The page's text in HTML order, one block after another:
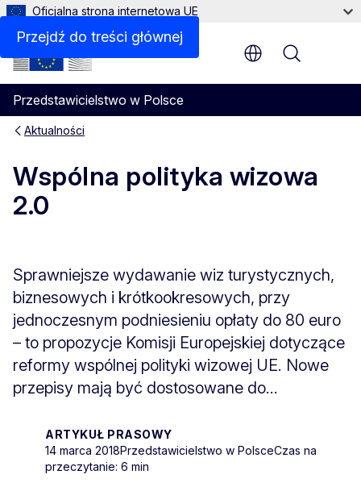
Przejdź do treści głównej
Oficjalna strona internetowa UE
Przedstawicielstwo w Polsce
Menu
Aktualności
Wspólna polityka wizowa
2.0
Sprawniejsze wydawanie wiz turystycznych,
biznesowych i krótkookresowych, przy
jednoczesnym podniesieniu opłaty do 80 euro
– to propozycje Komisji Europejskiej dotyczące
reformy wspólnej polityki wizowej UE. Nowe
przepisy mają być dostosowane do...
ARTYKUŁ PRASOWY
14 marca 2018Przedstawicielstwo w PolsceCzas na
przeczytanie: 6 min